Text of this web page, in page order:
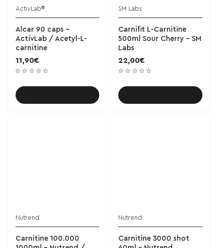
ActivLab®
Alcar 90 caps -
ActivLab / Acetyl-L-
carnitine
11,90€
SM Labs
Carnifit L-Carnitine
500ml Sour Cherry - SM
Labs
22,00€
Nutrend
Carnitine 100.000
Nutrend
Carnitine 3000 shot